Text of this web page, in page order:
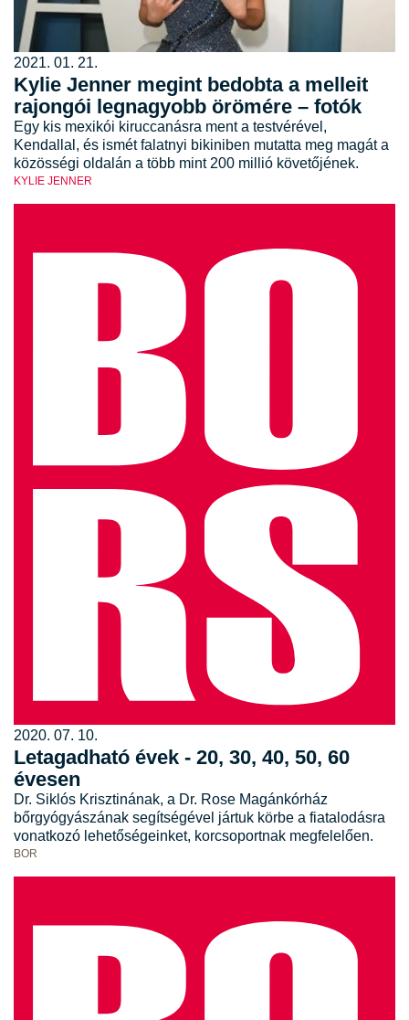
2021. 01. 21.
Kylie Jenner megint bedobta a melleit
rajongói legnagyobb örömére – fotók
Egy kis mexikói kiruccanásra ment a testvérével,
Kendallal, és ismét falatnyi bikiniben mutatta meg magát a
közösségi oldalán a több mint 200 millió követőjének.
KYLIE JENNER
2020. 07. 10.
Letagadható évek - 20, 30, 40, 50, 60
évesen
Dr. Siklós Krisztinának, a Dr. Rose Magánkórház
bőrgyógyászának segítségével jártuk körbe a fiatalodásra
vonatkozó lehetőségeinket, korcsoportnak megfelelően.
BOR